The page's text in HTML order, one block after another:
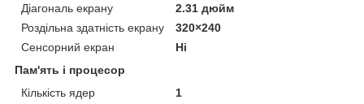
Діагональ екрану
2.31 дюйм
Роздільна здатність екрану
320×240
Сенсорний екран
Ні
Пам'ять і процесор
Кількість ядер
1